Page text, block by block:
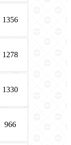
1356
1278
1330
966